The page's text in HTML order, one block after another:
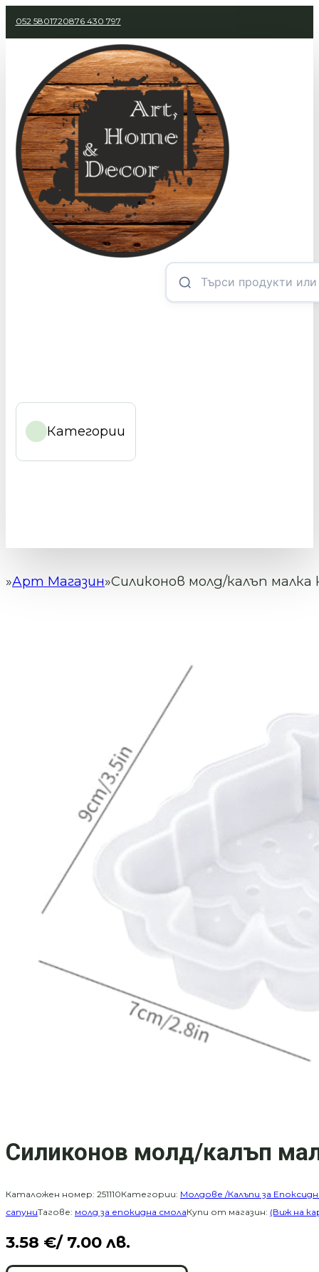
052 5801720876 430 797
Категории
Силиконов молд/калъп
Каталожен номер: 251110Категории: Молдове /Калъпи за
сапуниТагове: молд за епокидна смолаКупи от магазин: (Виж на
3.58 €/ 7.00 лв.
Начало
Арт Магазин Силиконов молд/калъп малка